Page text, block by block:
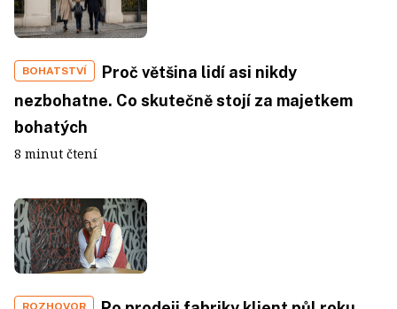
BOHATSTVÍ
Proč většina lidí asi nikdy
nezbohatne. Co skutečně stojí za majetkem
bohatých
8 minut čtení
ROZHOVOR